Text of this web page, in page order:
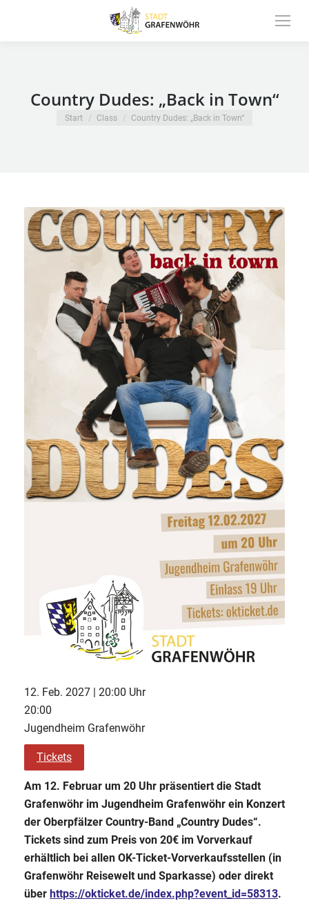
Country Dudes: „Back in Town“
Sie befinden sich hier:
Start Class Country Dudes: „Back in Town“
Am 12. Februar um 20 Uhr präsentiert die Stadt
Grafenwöhr im Jugendheim Grafenwöhr ein Konzert
der Oberpfälzer Country-Band „Country Dudes“.
Tickets sind zum Preis von 20€ im Vorverkauf
erhältlich bei allen OK-Ticket-Vorverkaufsstellen (in
Grafenwöhr Reisewelt und Sparkasse) oder direkt
über https://okticket.de/index.php?event_id=58313.
12. Feb. 2027 | 20:00 Uhr
20:00
Jugendheim Grafenwöhr
Tickets